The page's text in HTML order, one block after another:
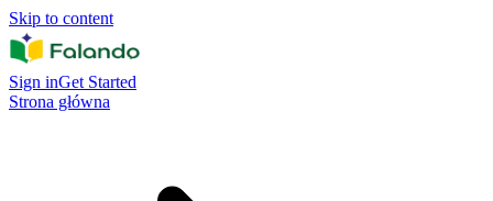
Skip to content
Sign inGet Started
Strona główna